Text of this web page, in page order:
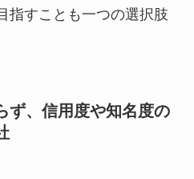
指すことも一つの選択肢
ず、信用度や知名度の